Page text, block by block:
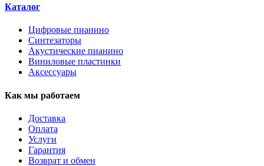
Каталог
Цифровые пианино
Синтезаторы
Акустические пианино
Виниловые пластинки
Аксессуары
Как мы работаем
Доставка
Оплата
Услуги
Гарантия
Возврат и обмен